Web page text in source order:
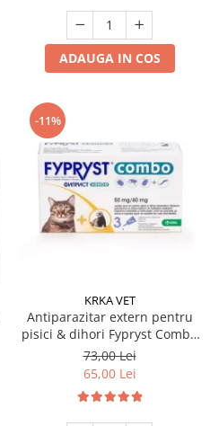
ADAUGA IN COS
-11%
KRKA VET
Antiparazitar extern pentru
pisici & dihori Fypryst Combo
x 3 pipete
73,00 Lei
65,00 Lei